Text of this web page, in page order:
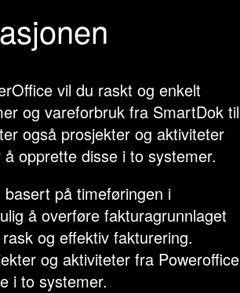
vil du raskt og enkelt
og vareforbruk fra SmartDok til
også prosjekter og aktiviteter
opprette disse i to systemer.
på timeføringen i
å overføre fakturagrunnlaget
og effektiv fakturering.
og aktiviteter fra Poweroffice
i to systemer.